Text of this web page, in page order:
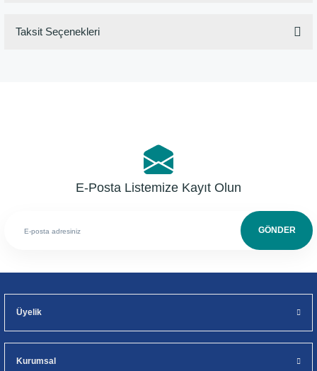
Taksit Seçenekleri
E-Posta Listemize Kayıt Olun
GÖNDER
Üyelik
Kurumsal